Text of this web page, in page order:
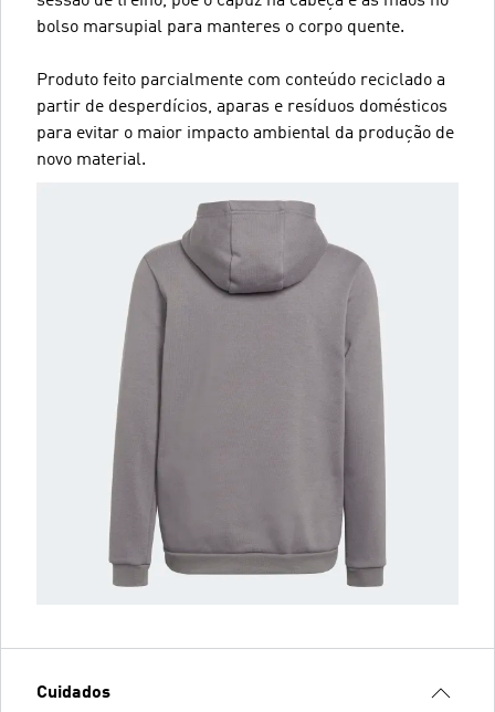
bolso marsupial para manteres o corpo quente.
Produto feito parcialmente com conteúdo reciclado a
partir de desperdícios, aparas e resíduos domésticos
para evitar o maior impacto ambiental da produção de
novo material.
Cuidados